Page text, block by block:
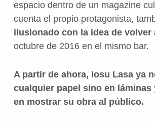
espacio dentro de un magazine
cuenta el propio protagonista,
ilusionado con la idea de volver
octubre de 2016 en el mismo bar.
A partir de ahora, Iosu Lasa ya
cualquier papel sino en láminas
en mostrar su obra al público.